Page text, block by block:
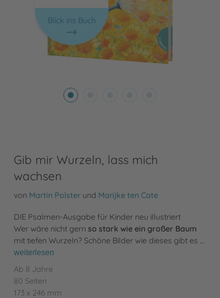
Blick ins Buch
Gib mir Wurzeln, lass mich
wachsen
von Martin Polster und Marijke ten Cate
DIE Psalmen-Ausgabe für Kinder neu illustriert
Wer wäre nicht gern so stark wie ein großer Baum
mit tiefen Wurzeln? Schöne Bilder wie dieses gibt es …
weiterlesen
Ab 8 Jahre
80 Seiten
173 x 246 mm